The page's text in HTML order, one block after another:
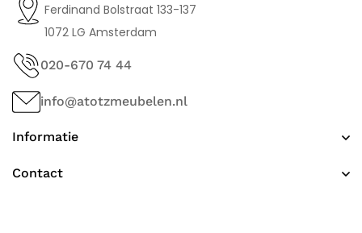
Informatie
Contact
Ferdinand Bolstraat 133-137
1072 LG Amsterdam
020-670 74 44
info@atotzmeubelen.nl